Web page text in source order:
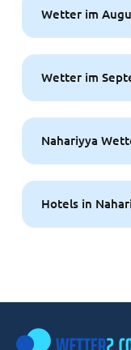
Wetter im
Wetter im
Nahariyya
Hotels in